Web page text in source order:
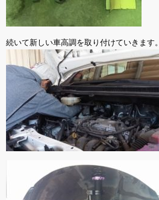
続いて新しい車高調を取り付けていきます。